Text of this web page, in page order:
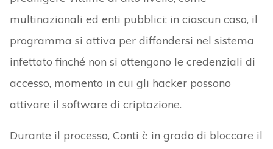
multinazionali ed enti pubblici: in ciascun caso, il
programma si attiva per diffondersi nel sistema
infettato finché non si ottengono le credenziali di
accesso, momento in cui gli hacker possono
attivare il software di criptazione.
Durante il processo, Conti è in grado di bloccare il